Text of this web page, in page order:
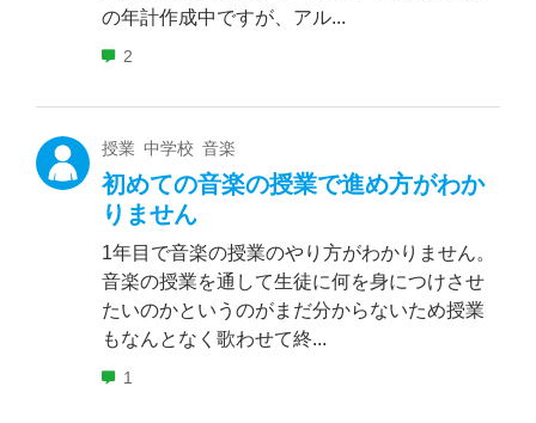
の年計作成中ですが、アル...
2
授業 中学校 音楽
初めての音楽の授業で進め方がわか
りません
1年目で音楽の授業のやり方がわかりません。
音楽の授業を通して生徒に何を身につけさせ
たいのかというのがまだ分からないため授業
もなんとなく歌わせて終...
1